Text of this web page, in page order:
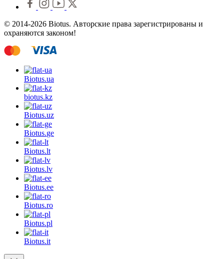
© 2014-2026 Biotus. Авторские права зарегистрированы и
охраняются законом!
Biotus.ua
biotus.kz
Biotus.uz
Biotus.ge
Biotus.lt
Biotus.lv
Biotus.ee
Biotus.ro
Biotus.pl
Biotus.it